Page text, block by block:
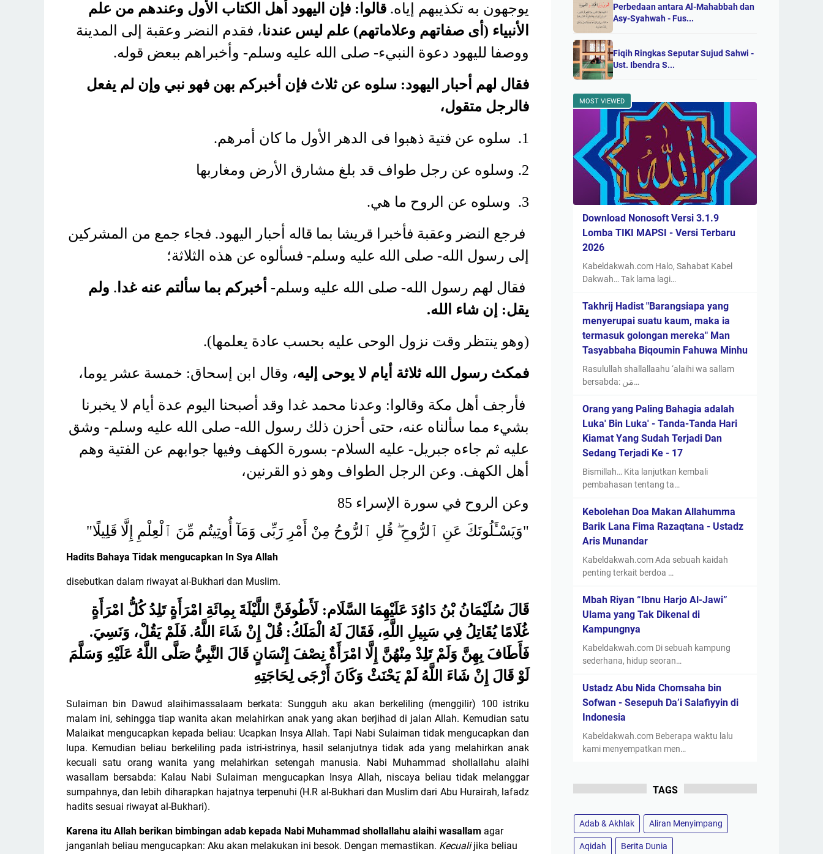
يوجهون به تكذيبهم إياه. قالوا: فإن اليهود أهل الكتاب الأول وعندهم من علم
الأنبياء (أى صفاتهم وعلاماتهم) علم ليس عندنا، فقدم النضر وعقبة إلى المدينة
ووصفا لليهود دعوة النبيء- صلى الله عليه وسلم- وأخبراهم ببعض قوله.
فقال لهم أحبار اليهود: سلوه عن ثلاث فإن أخبركم بهن فهو نبي وإن لم يفعل
فالرجل متقول،
1.
سلوه عن فتية ذهبوا فى الدهر الأول ما كان أمرهم.
2. وسلوه عن رجل طواف قد بلغ مشارق الأرض ومغاربها
3.
وسلوه عن الروح ما هي.
فرجع النضر وعقبة فأخبرا قريشا بما قاله أحبار اليهود. فجاء جمع من المشركين
إلى رسول الله- صلى الله عليه وسلم- فسألوه عن هذه الثلاثة؛
فقال لهم رسول الله- صلى الله عليه وسلم- أخبركم بما سألتم عنه غدا . ولم
يقل: إن شاء الله.
(وهو ينتظر وقت نزول الوحى عليه بحسب عادة يعلمها).
فمكث رسول الله ثلاثة أيام لا يوحى إليه، وقال ابن إسحاق: خمسة عشر يوما،
فأرجف أهل مكة وقالوا: وعدنا محمد غدا وقد أصبحنا اليوم عدة أيام لا يخبرنا
بشيء مما سألناه عنه، حتى أحزن ذلك رسول الله- صلى الله عليه وسلم- وشق
عليه ثم جاءه جبريل- عليه السلام- بسورة الكهف وفيها جوابهم عن الفتية وهم
أهل الكهف. وعن الرجل الطواف وهو ذو القرنين،
وعن الروح في سورة الإسراء 85
"وَيَسْـَٔلُونَكَ عَنِ ٱلرُّوحِ ۖ قُلِ ٱلرُّوحُ مِنْ أَمْرِ رَبِّى وَمَآ أُوتِيتُم مِّنَ ٱلْعِلْمِ إِلَّا قَلِيلًا"
Hadits Bahaya Tidak mengucapkan In Sya Allah
disebutkan dalam riwayat al-Bukhari dan Muslim.
قَالَ سُلَيْمَانُ بْنُ دَاوُدَ عَلَيْهِمَا السَّلَام: لَأَطُوفَنَّ اللَّيْلَةَ بِمِائَةِ امْرَأَةٍ تَلِدُ كُلُّ امْرَأَةٍ
غُلَامًا يُقَاتِلُ فِي سَبِيلِ اللَّهِ، فَقَالَ لَهُ الْمَلَكُ: قُلْ إِنْ شَاءَ اللَّهُ. فَلَمْ يَقُلْ، وَنَسِيَ.
فَأَطَافَ بِهِنَّ وَلَمْ تَلِدْ مِنْهُنَّ إِلَّا امْرَأَةٌ نِصْفَ إِنْسَانٍ قَالَ النَّبِيُّ صَلَّى اللَّهُ عَلَيْهِ وَسَلَّمَ
لَوْ قَالَ إِنْ شَاءَ اللَّهُ لَمْ يَحْنَثْ وَكَانَ أَرْجَى لِحَاجَتِهِ
Sulaiman bin Dawud alaihimassalaam berkata: Sungguh aku akan berkeliling (menggilir) 100 istriku
malam ini, sehingga tiap wanita akan melahirkan anak yang akan berjihad di jalan Allah. Kemudian satu
Malaikat mengucapkan kepada beliau: Ucapkan Insya Allah. Tapi Nabi Sulaiman tidak mengucapkan dan
lupa. Kemudian beliau berkeliling pada istri-istrinya, hasil selanjutnya tidak ada yang melahirkan anak
kecuali satu orang wanita yang melahirkan setengah manusia. Nabi Muhammad shollallahu alaihi
wasallam bersabda: Kalau Nabi Sulaiman mengucapkan Insya Allah, niscaya beliau tidak melanggar
sumpahnya, dan lebih diharapkan hajatnya terpenuhi (H.R al-Bukhari dan Muslim dari Abu Hurairah, lafadz
hadits sesuai riwayat al-Bukhari).
Karena itu Allah berikan bimbingan adab kepada Nabi Muhammad shollallahu alaihi wasallam agar
janganlah beliau mengucapkan: Aku akan melakukan ini besok. Dengan memastikan. Kecualijika beliau
Perbedaan antara Al-Mahabbah dan
Asy-Syahwah - Fus...
Fiqih Ringkas Seputar Sujud Sahwi -
Ust. Ibendra S...
MOST VIEWED
Download Nonosoft Versi 3.1.9
Lomba TIKI MAPSI - Versi Terbaru
2026
Kabeldakwah.com Halo, Sahabat Kabel
Dakwah… Tak lama lagi…
Takhrij Hadist "Barangsiapa yang
menyerupai suatu kaum, maka ia
termasuk golongan mereka" Man
Tasyabbaha Biqoumin Fahuwa Minhu
Rasulullah shallallaahu ‘alaihi wa sallam
bersabda: مَن…
Orang yang Paling Bahagia adalah
Luka' Bin Luka' - Tanda-Tanda Hari
Kiamat Yang Sudah Terjadi Dan
Sedang Terjadi Ke - 17
Bismillah… Kita lanjutkan kembali
pembahasan tentang ta…
Kebolehan Doa Makan Allahumma
Barik Lana Fima Razaqtana - Ustadz
Aris Munandar
Kabeldakwah.com Ada sebuah kaidah
penting terkait berdoa …
Mbah Riyan “Ibnu Harjo Al-Jawi”
Ulama yang Tak Dikenal di
Kampungnya
Kabeldakwah.com Di sebuah kampung
sederhana, hidup seoran…
Ustadz Abu Nida Chomsaha bin
Sofwan - Sesepuh Da’i Salafiyyin di
Indonesia
Kabeldakwah.com Beberapa waktu lalu
kami menyempatkan men…
TAGS
Adab & Akhlak Aliran Menyimpang
Aqidah Berita Dunia